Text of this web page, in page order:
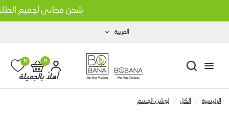
شحن مجاني لجميع
العربية
أهلاً بالجميلة
0
0
الرئيسية / الكل / لوشن الجسم